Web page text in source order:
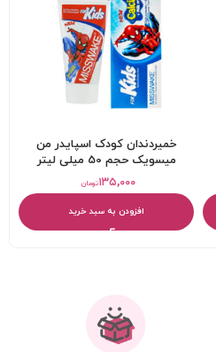
خميردندان کودک اسپایدر من
میسویک حجم 50 میلی لیتر
تومان۱۳۵,۰۰۰
افزودن به سبد خرید